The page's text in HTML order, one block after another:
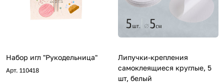
Набор игл "Рукодельница"
Арт. 110418
Липучки-крепления
самоклеящиеся круглые, 5
шт, белый